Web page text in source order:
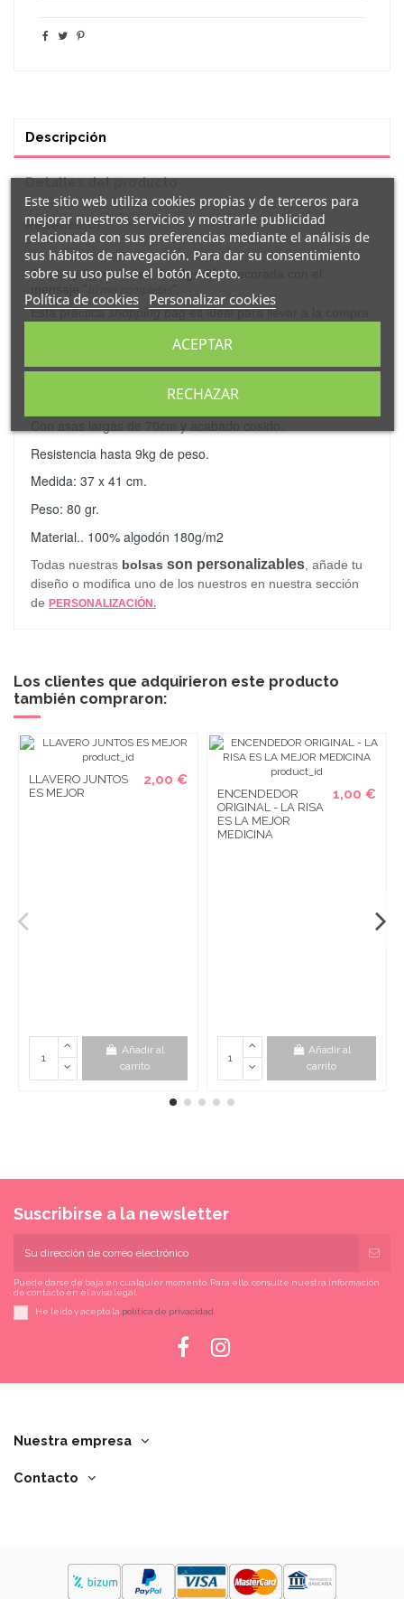
Descripción
Detalles del producto
Reseñas(0)
Ampliay ligerabolsa de algodóndecorada con el
Esta prácticashopping bages ideal para llevar a la compra
y así reducir el consumo de plástico.
acabado en color natural.
Resistencia hasta 9kg de peso.
Medida: 37 x 41 cm.
Peso: 80 gr.
Material.. 100% algodón 180g/m2
Todas nuestras bolsas son personalizables, añade tu
diseño o modifica uno de los nuestros en nuestra sección
de PERSONALIZACIÓN.
Los clientes que adquirieron este producto
también compraron:
LLAVERO JUNTOS
ES MEJOR
2,00 €
Añadir al
carrito
ENCENDEDOR
ORIGINAL - LA RISA
ES LA MEJOR
MEDICINA
1,00 €
Añadir al
carrito
Suscribirse a la newsletter
Puede darse de baja en cualquier momento. Para ello, consulte nuestra información
de contacto en el aviso legal.
He leído y acepto la política de privacidad
Nuestra empresa
Contacto
Este sitio web utiliza cookies propias y de terceros para
mejorar nuestros servicios y mostrarle publicidad
relacionada con sus preferencias mediante el análisis de
sus hábitos de navegación. Para dar su consentimiento
sobre su uso pulse el botón Acepto.
Política de cookies Personalizar cookies
RECHAZAR
ACEPTAR